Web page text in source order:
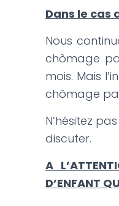
Dans le cas
Nous
chômage
mois. Mais
chômage
N’hésitez
discuter.
A
D’ENFANT